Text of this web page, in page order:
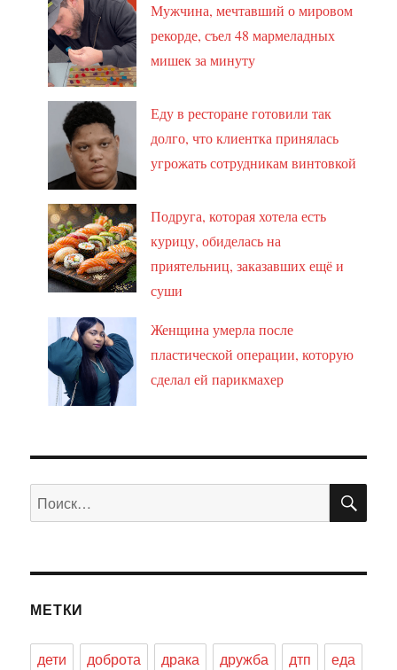
Мужчина, мечтавший о мировом
рекорде, съел 48 мармеладных
мишек за минуту
Еду в ресторане готовили так
долго, что клиентка принялась
угрожать сотрудникам винтовкой
Подруга, которая хотела есть
курицу, обиделась на
приятельниц, заказавших ещё и
суши
Женщина умерла после
пластической операции, которую
сделал ей парикмахер
Искать:
МЕТКИ
дети доброта драка дружба дтп еда